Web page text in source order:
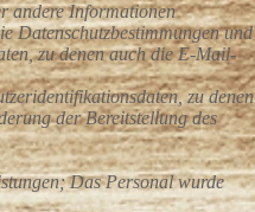
andere Informationen
Datenschutzbestimmungen und
zu denen auch die E-Mail-
zu denen
der Bereitstellung des
Das Personal wurde